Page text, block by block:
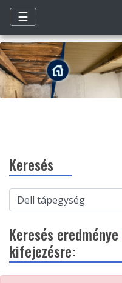
☰
Keresés
Keresés eredménye
kifejezésre: